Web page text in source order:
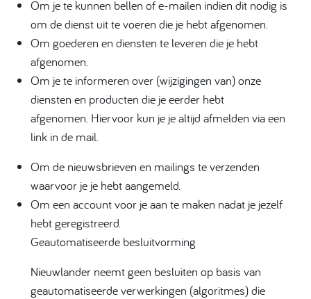
Om je te kunnen bellen of e-mailen indien dit nodig is
om de dienst uit te voeren die je hebt afgenomen.
Om goederen en diensten te leveren die je hebt
afgenomen.
Om je te informeren over (wijzigingen van) onze
diensten en producten die je eerder hebt
afgenomen. Hiervoor kun je je altijd afmelden via een
link in de mail.
Om de nieuwsbrieven en mailings te verzenden
waarvoor je je hebt aangemeld.
Om een account voor je aan te maken nadat je jezelf
hebt geregistreerd.
Geautomatiseerde besluitvorming
Nieuwlander neemt geen besluiten op basis van
geautomatiseerde verwerkingen (algoritmes) die